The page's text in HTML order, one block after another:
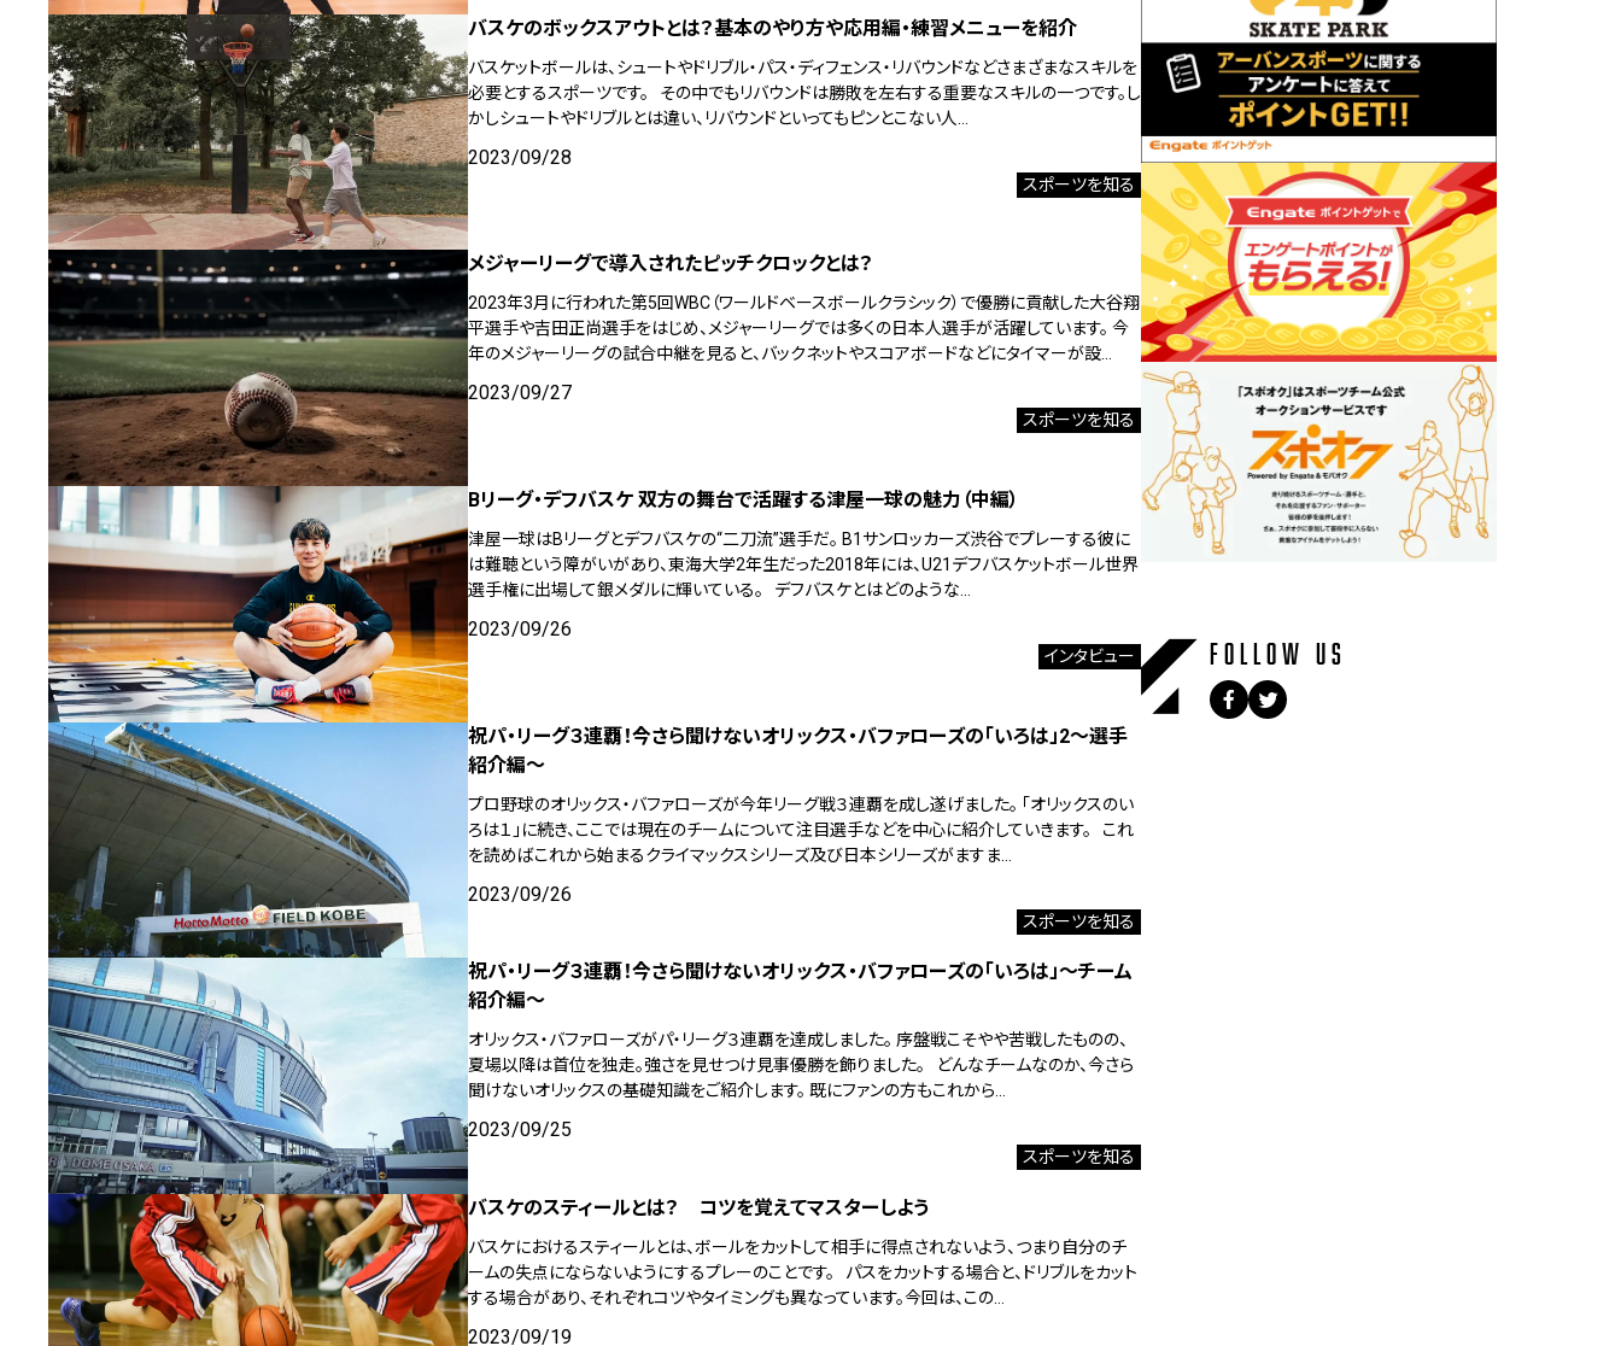
バスケのボックスアウトとは？基本のやり方や応用編・練習メニューを紹介
バスケットボールは、シュートやドリブル・パス・ディフェンス・リバウンドなどさまざまなスキルを
必要とするスポーツです。 その中でもリバウンドは勝敗を左右する重要なスキルの一つです。し
かしシュートやドリブルとは違い、リバウンドといってもピンとこない人…
2023/09/28
スポーツを知る
メジャーリーグで導入されたピッチクロックとは？
2023年3月に行われた第5回WBC（ワールドベースボールクラシック）で優勝に貢献した大谷翔
平選手や吉田正尚選手をはじめ、メジャーリーグでは多くの日本人選手が活躍しています。 今
年のメジャーリーグの試合中継を見ると、バックネットやスコアボードなどにタイマーが設…
2023/09/27
スポーツを知る
Bリーグ・デフバスケ 双方の舞台で活躍する津屋一球の魅力（中編）
津屋一球はBリーグとデフバスケの“二刀流”選手だ。 B1サンロッカーズ渋谷でプレーする彼に
は難聴という障がいがあり、東海大学2年生だった2018年には、U21デフバスケットボール世界
選手権に出場して銀メダルに輝いている。 デフバスケとはどのような…
2023/09/26
インタビュー
祝パ・リーグ３連覇！今さら聞けないオリックス・バファローズの「いろは」2～選手
紹介編～
プロ野球のオリックス・バファローズが今年リーグ戦３連覇を成し遂げました。 「オリックスのい
ろは１」に続き、ここでは現在のチームについて注目選手などを中心に紹介していきます。 これ
を読めばこれから始まるクライマックスシリーズ及び日本シリーズがますま…
2023/09/26
スポーツを知る
祝パ・リーグ３連覇！今さら聞けないオリックス・バファローズの「いろは」～チーム
紹介編～
オリックス・バファローズがパ・リーグ３連覇を達成しました。 序盤戦こそやや苦戦したものの、
夏場以降は首位を独走。強さを見せつけ見事優勝を飾りました。 どんなチームなのか、今さら
聞けないオリックスの基礎知識をご紹介します。 既にファンの方もこれから…
2023/09/25
スポーツを知る
バスケのスティールとは？ コツを覚えてマスターしよう
バスケにおけるスティールとは、ボールをカットして相手に得点されないよう、つまり自分のチ
ームの失点にならないようにするプレーのことです。 パスをカットする場合と、ドリブルをカット
する場合があり、それぞれコツやタイミングも異なっています。今回は、この…
2023/09/19
FOLLOW US